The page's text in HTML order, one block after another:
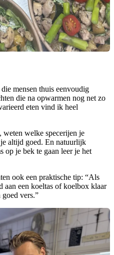
mensen thuis eenvoudig
die na opwarmen nog net zo
eten vind ik heel
weten welke specerijen je
altijd goed. En natuurlijk
op je bek te gaan leer je het
ook een praktische tip: “Als
aan een koeltas of koelbox klaar
vers.”